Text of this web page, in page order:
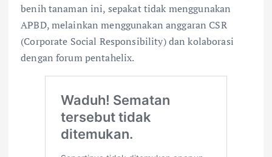
benih tanaman ini, sepakat tidak menggunakan
APBD, melainkan menggunakan anggaran CSR
(Corporate Social Responsibility) dan kolaborasi
dengan forum pentahelix.